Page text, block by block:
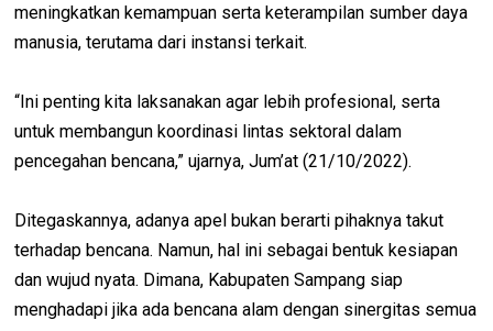
meningkatkan kemampuan serta keterampilan sumber daya
manusia, terutama dari instansi terkait.
“Ini penting kita laksanakan agar lebih profesional, serta
untuk membangun koordinasi lintas sektoral dalam
pencegahan bencana,” ujarnya, Jum’at (21/10/2022).
Ditegaskannya, adanya apel bukan berarti pihaknya takut
terhadap bencana. Namun, hal ini sebagai bentuk kesiapan
dan wujud nyata. Dimana, Kabupaten Sampang siap
menghadapi jika ada bencana alam dengan sinergitas semua